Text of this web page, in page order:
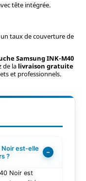
tête intégrée.
taux de couverture de
Samsung INK-M40
de la livraison gratuite
et professionnels.
Noir est-elle
?
−
Noir est